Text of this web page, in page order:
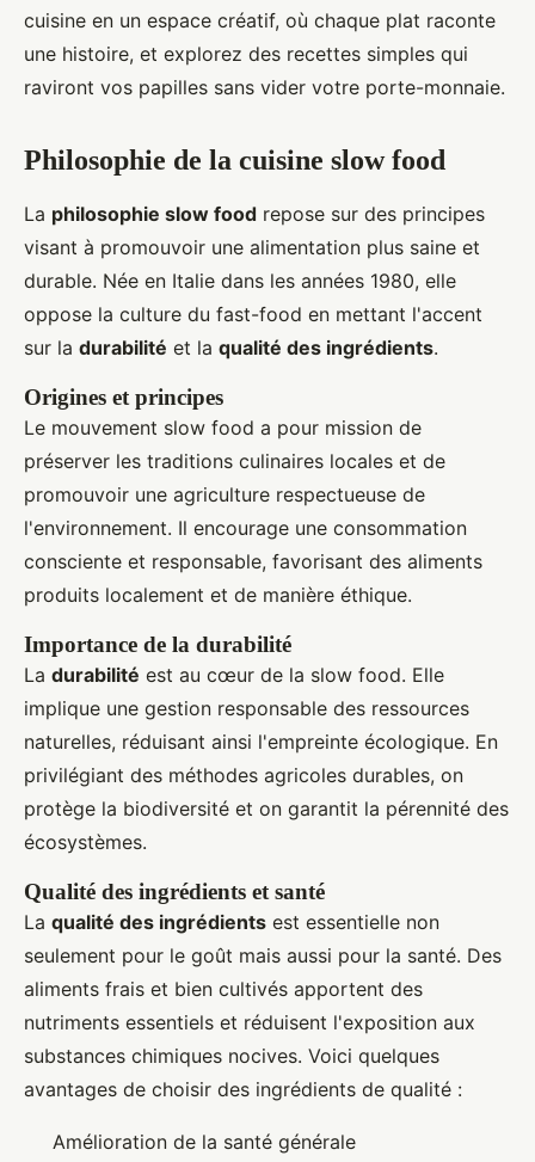
cuisine en un espace créatif, où chaque plat raconte
une histoire, et explorez des recettes simples qui
raviront vos papilles sans vider votre porte-monnaie.
Philosophie de la cuisine slow food
La philosophie slow food repose sur des principes
visant à promouvoir une alimentation plus saine et
durable. Née en Italie dans les années 1980, elle
oppose la culture du fast-food en mettant l'accent
sur la durabilité et la qualité des ingrédients.
Origines et principes
Le mouvement slow food a pour mission de
préserver les traditions culinaires locales et de
promouvoir une agriculture respectueuse de
l'environnement. Il encourage une consommation
consciente et responsable, favorisant des aliments
produits localement et de manière éthique.
Importance de la durabilité
La durabilité est au cœur de la slow food. Elle
implique une gestion responsable des ressources
naturelles, réduisant ainsi l'empreinte écologique. En
privilégiant des méthodes agricoles durables, on
protège la biodiversité et on garantit la pérennité des
écosystèmes.
Qualité des ingrédients et santé
La qualité des ingrédients est essentielle non
seulement pour le goût mais aussi pour la santé. Des
aliments frais et bien cultivés apportent des
nutriments essentiels et réduisent l'exposition aux
substances chimiques nocives. Voici quelques
avantages de choisir des ingrédients de qualité :
Amélioration de la santé générale